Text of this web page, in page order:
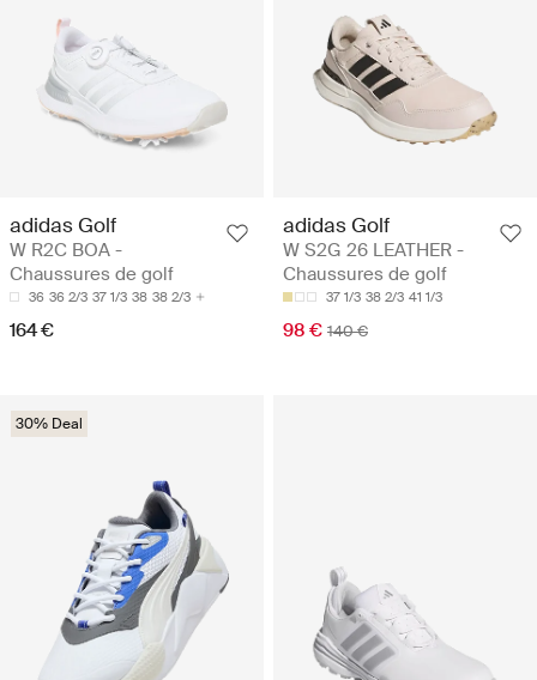
adidas Golf
W R2C BOA -
Chaussures de golf
36 36 2/3 37 1/3 38 38 2/3
164 €
adidas Golf
W S2G 26 LEATHER -
Chaussures de golf
37 1/3 38 2/3 41 1/3
98 € 140 €
30% Deal